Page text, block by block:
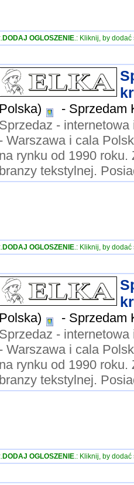
:.DODAJ OGLOSZENIE.: Kliknij, by dodać
Polska) - Sprzedam
Sprzedaz -
- Warszawa i cala
na rynku od 1990
branzy tekstylnej.
:.DODAJ OGLOSZENIE.: Kliknij, by dodać
Polska) - Sprzedam
Sprzedaz -
- Warszawa i cala
na rynku od 1990
branzy tekstylnej.
:.DODAJ OGLOSZENIE.: Kliknij, by dodać